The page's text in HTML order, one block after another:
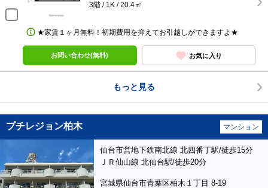
3階 / 1K / 20.4㎡
★家賃１ヶ月無料！初期費用を抑えてお引越しができますよ★
お問い合わせ(無料) お気に入り
もっと見る
プチレジョン柏木 マンション
仙台市営地下鉄南北線 北四番丁駅/徒歩15分
ＪＲ仙山線 北仙台駅/徒歩20分
宮城県仙台市青葉区柏木１丁目 8-19